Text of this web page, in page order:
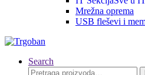
Mrežna oprema
USB fleševi i
Search
Pretraga